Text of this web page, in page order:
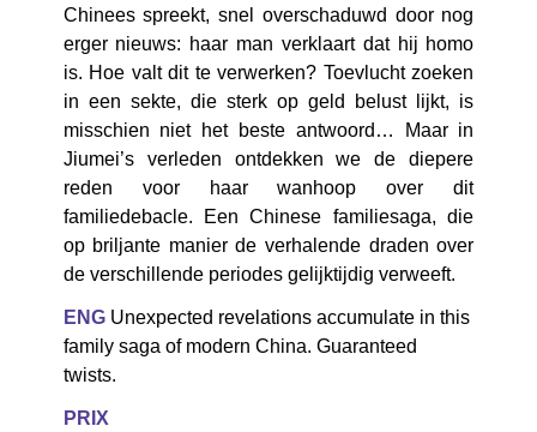
Chinees spreekt, snel overschaduwd door nog
erger nieuws: haar man verklaart dat hij homo
is. Hoe valt dit te verwerken? Toevlucht zoeken
in een sekte, die sterk op geld belust lijkt, is
misschien niet het beste antwoord… Maar in
Jiumei’s verleden ontdekken we de diepere
reden voor haar wanhoop over dit
familiedebacle. Een Chinese familiesaga, die
op briljante manier de verhalende draden over
de verschillende periodes gelijktijdig verweeft.
ENGUnexpected revelations accumulate in this
family saga of modern China. Guaranteed
twists.
PRIX